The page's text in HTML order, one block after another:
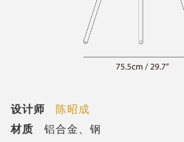
设计师 陈昭成
材质 铝合金、钢